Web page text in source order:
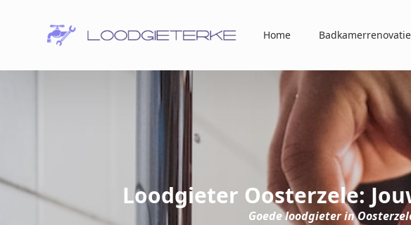
Home Badkamerrenovatie
Loodgieter Oosterzele:
Goede loodgieter in